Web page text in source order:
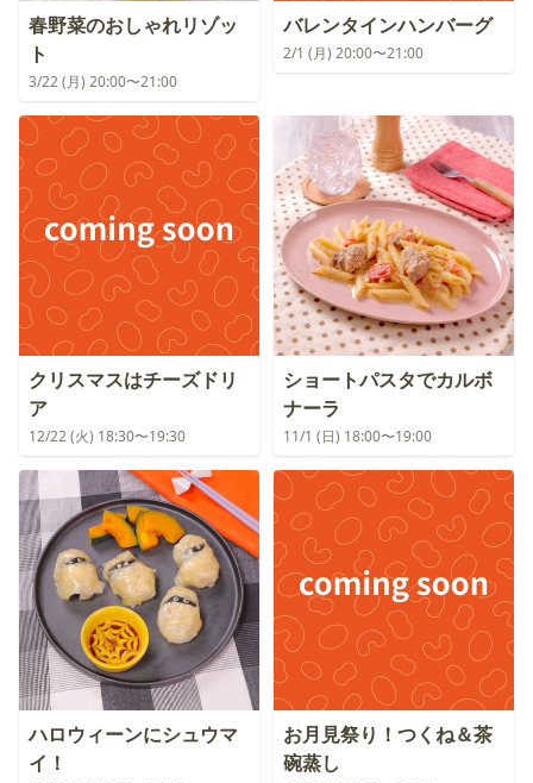
春野菜のおしゃれリゾッ
ト
3/22 (月) 20:00〜21:00
バレンタインハンバーグ
2/1 (月) 20:00〜21:00
クリスマスはチーズドリ
ア
12/22 (火) 18:30〜19:30
ショートパスタでカルボ
ナーラ
11/1 (日) 18:00〜19:00
ハロウィーンにシュウマ
イ！
お月見祭り！つくね＆茶
碗蒸し